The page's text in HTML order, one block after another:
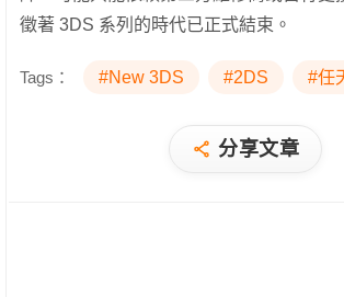
徵著 3DS 系列的時代已正式結束。
Tags： #New 3DS #2DS #任
分享文章